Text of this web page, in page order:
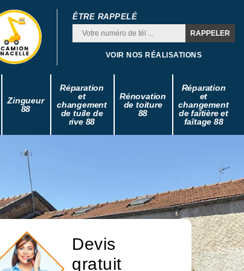
ÊTRE RAPPELÉ
VOIR NOS RÉALISATIONS
Zingueur
88
Réparation
et
changement
de tuile de
rive 88
Rénovation
de toiture
88
Réparation
et
changement
de faîtière et
faîtage 88
Devis
gratuit